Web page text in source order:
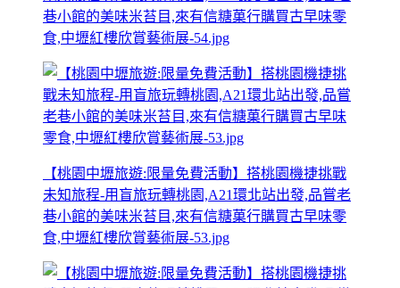
巷小館的美味米苔目,來有信糖菓行購買古早味零
食,中壢紅樓欣賞藝術展-54.jpg
【桃園中壢旅遊:限量免費活動】搭桃園機捷挑戰
未知旅程-用盲旅玩轉桃園,A21環北站出發,品嘗老
巷小館的美味米苔目,來有信糖菓行購買古早味零
食,中壢紅樓欣賞藝術展-53.jpg